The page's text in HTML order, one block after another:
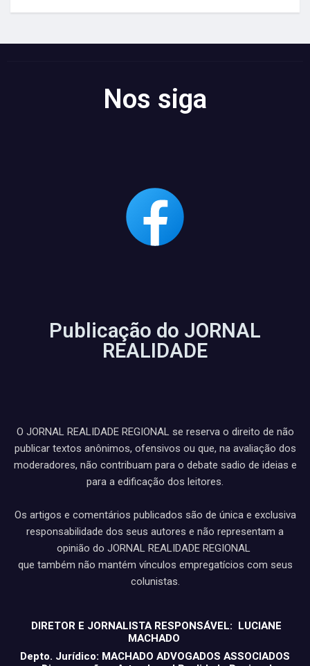
Nos siga
Publicação do JORNAL
REALIDADE
O JORNAL REALIDADE REGIONAL se reserva o direito de não
publicar textos anônimos, ofensivos ou que, na avaliação dos
moderadores, não contribuam para o debate sadio de ideias e
para a edificação dos leitores.
Os artigos e comentários publicados são de única e exclusiva
responsabilidade dos seus autores e não representam a
opinião do JORNAL REALIDADE REGIONAL
que também não mantém vínculos empregatícios com seus
colunistas.
DIRETOR E JORNALISTA RESPONSÁVEL: LUCIANE
MACHADO
Depto. Jurídico: MACHADO ADVOGADOS ASSOCIADOS